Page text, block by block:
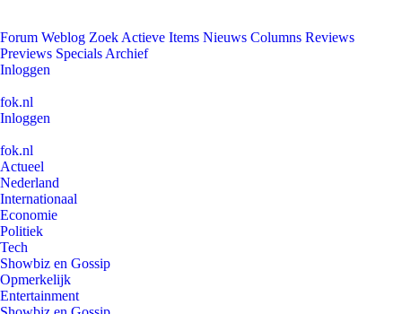
Forum Weblog Zoek Actieve Items Nieuws Columns Reviews
Previews Specials Archief
Inloggen
fok.nl
Inloggen
fok.nl
Actueel
Nederland
Internationaal
Economie
Politiek
Tech
Showbiz en Gossip
Opmerkelijk
Entertainment